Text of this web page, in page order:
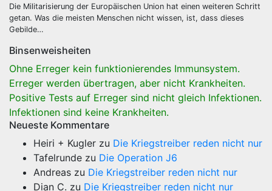
Die Militarisierung der Europäischen Union hat einen weiteren Schritt
getan. Was die meisten Menschen nicht wissen, ist, dass dieses
Gebilde…
Binsenweisheiten
Ohne Erreger kein funktionierendes Immunsystem.
Erreger werden übertragen, aber nicht Krankheiten.
Positive Tests auf Erreger sind nicht gleich Infektionen.
Infektionen sind keine Krankheiten.
Neueste Kommentare
Heiri + Kugler zu Die Kriegstreiber reden nicht nur
Tafelrunde zu Die Operation J6
Andreas zu Die Kriegstreiber reden nicht nur
Dian C. zu Die Kriegstreiber reden nicht nur